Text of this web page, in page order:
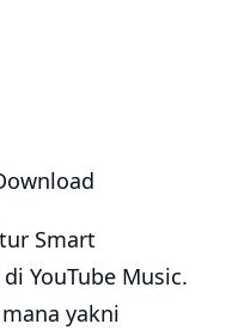
Smart
YouTube Music.
yakni